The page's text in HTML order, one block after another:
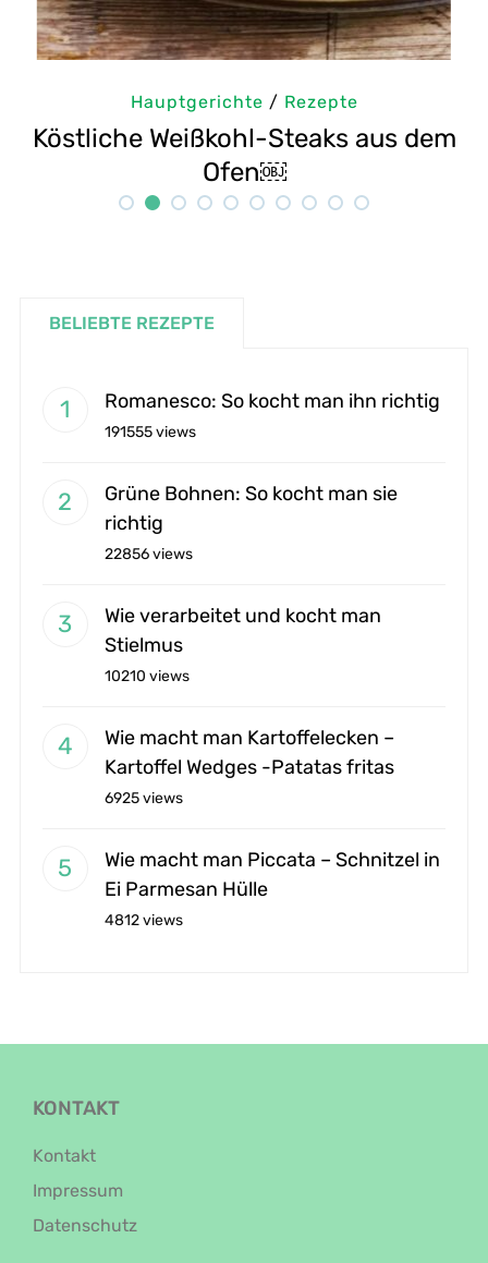
Rezepte
Steaks aus dem
Selbstgemachte
BELIEBTE REZEPTE
Romanesco: So kocht man ihn richtig
191555 views
Grüne Bohnen: So kocht man sie
richtig
22856 views
Wie verarbeitet und kocht man
Stielmus
10210 views
Wie macht man Kartoffelecken –
Kartoffel Wedges -Patatas fritas
6925 views
Wie macht man Piccata – Schnitzel in
Ei Parmesan Hülle
4812 views
KONTAKT
Kontakt
Impressum
Datenschutz